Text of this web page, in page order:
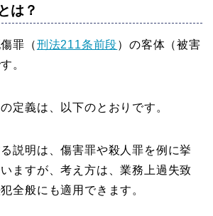
は？
罪（刑法211条前段）の客体（被害
。
定義は、以下のとおりです。
説明は、傷害罪や殺人罪を例に挙
ますが、考え方は、業務上過失致
全般にも適用できます。